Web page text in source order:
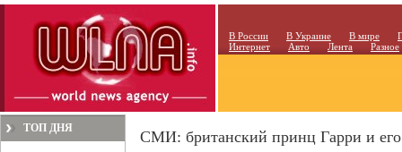
В России В Украине В мире
Интернет
Авто Лента Разное
ТОП ДНЯ
СМИ: британский принц Гарри и его